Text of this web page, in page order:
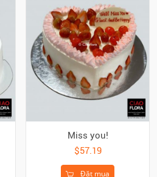
Miss you!
$57.19
Đặt mua